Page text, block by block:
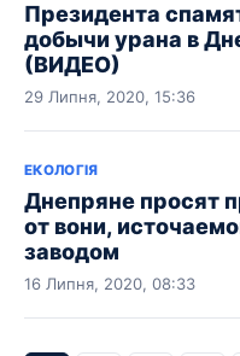
Президента
добычи урана в
(ВИДЕО)
29 Липня, 2020, 15:36
ЕКОЛОГІЯ
Днепряне просят
от вони,
заводом
16 Липня, 2020, 08:33